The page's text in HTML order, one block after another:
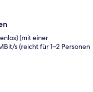
(mit einer
s (reicht für 1–2 Personen